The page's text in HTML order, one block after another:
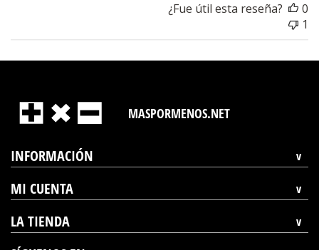
¿Fue útil esta reseña?
0
1
MASPORMENOS.NET
INFORMACIÓN
MI CUENTA
LA TIENDA